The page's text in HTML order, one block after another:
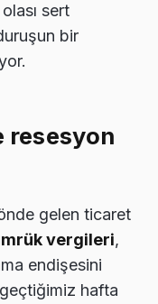
sert
bir
resesyon
gelen ticaret
vergileri,
endişesini
hafta